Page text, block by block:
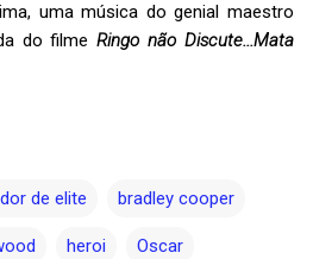
uma música do genial maestro
do filmeRingo não Discute...Mata
de elite bradley cooper
heroi Oscar